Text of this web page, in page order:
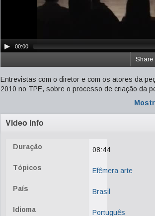
00:00
Share
Entrevistas com o diretor e com os atores da
2010 no TPE, sobre o processo de criação da
Video Info
Duração 08:44
Tópicos Efêmera arte
País Brasil
Idioma Português